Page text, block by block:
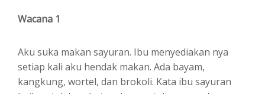
Wacana 1
Aku suka makan sayuran. Ibu menyediakan nya
setiap kali aku hendak makan. Ada bayam,
kangkung, wortel, dan brokoli. Kata ibu sayuran